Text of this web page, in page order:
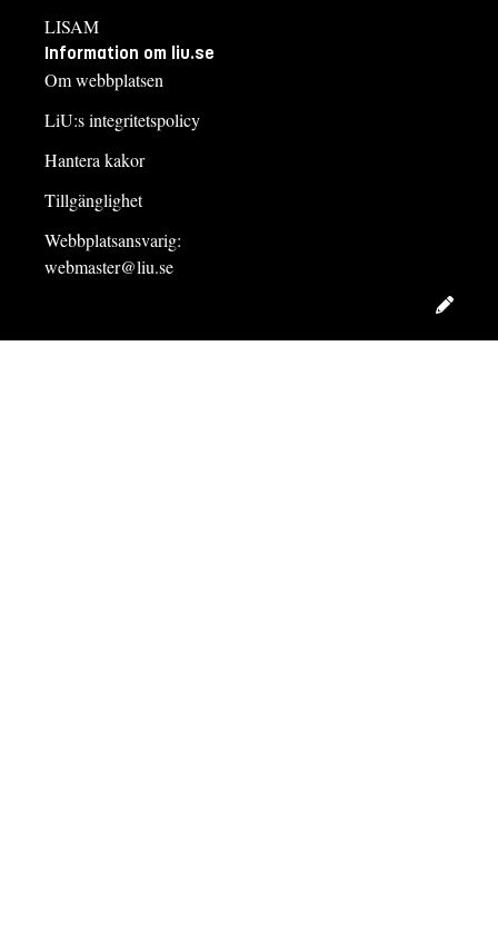
LISAM
Information om liu.se
Om webbplatsen
LiU:s integritetspolicy
Hantera kakor
Tillgänglighet
Webbplatsansvarig:
webmaster@liu.se